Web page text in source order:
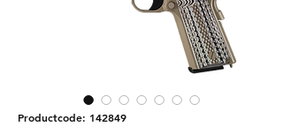
Productcode: 142849